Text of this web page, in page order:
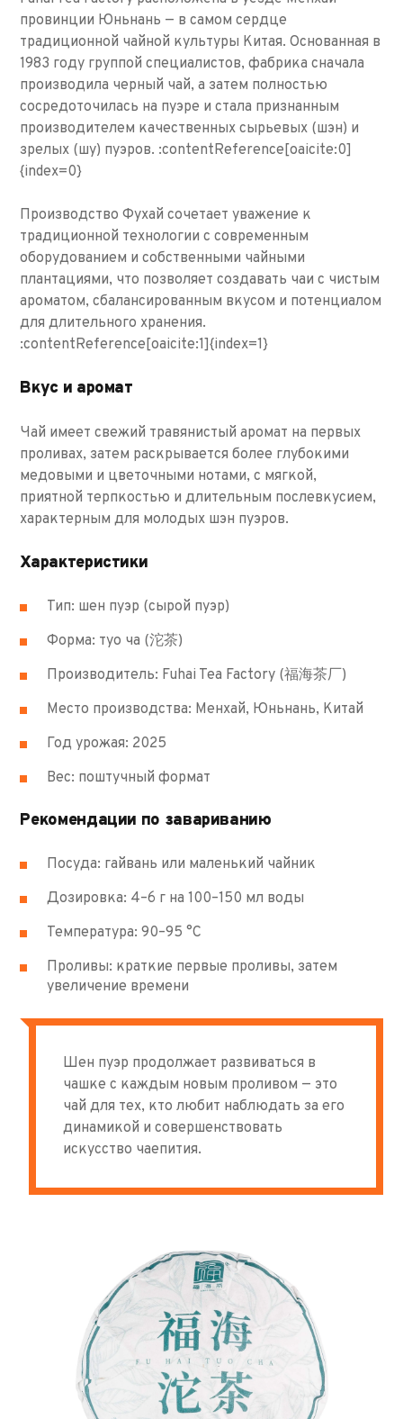
провинции Юньнань — в самом сердце
традиционной чайной культуры Китая. Основанная в
1983 году группой специалистов, фабрика сначала
производила черный чай, а затем полностью
сосредоточилась на пуэре и стала признанным
производителем качественных сырьевых (шэн) и
зрелых (шу) пуэров. :contentReference[oaicite:0]
{index=0}
Производство Фухай сочетает уважение к
традиционной технологии с современным
оборудованием и собственными чайными
плантациями, что позволяет создавать чаи с чистым
ароматом, сбалансированным вкусом и потенциалом
для длительного хранения.
:contentReference[oaicite:1]{index=1}
Вкус и аромат
Чай имеет свежий травянистый аромат на первых
проливах, затем раскрывается более глубокими
медовыми и цветочными нотами, с мягкой,
приятной терпкостью и длительным послевкусием,
характерным для молодых шэн пуэров.
Характеристики
Тип: шен пуэр (сырой пуэр)
Форма: туо ча (沱茶)
Производитель: Fuhai Tea Factory (福海茶厂)
Место производства: Менхай, Юньнань, Китай
Год урожая: 2025
Вес: поштучный формат
Рекомендации по завариванию
Посуда: гайвань или маленький чайник
Дозировка: 4–6 г на 100–150 мл воды
Температура: 90–95 °C
Проливы: краткие первые проливы, затем
увеличение времени
Шен пуэр продолжает развиваться в
чашке с каждым новым проливом — это
чай для тех, кто любит наблюдать за его
динамикой и совершенствовать
искусство чаепития.